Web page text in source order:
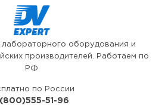
лабораторного оборудования и
производителей. Работаем по
РФ
по России
51-96